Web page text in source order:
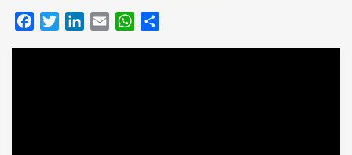
FacebookTwitterLinkedIn
Email WhatsApp